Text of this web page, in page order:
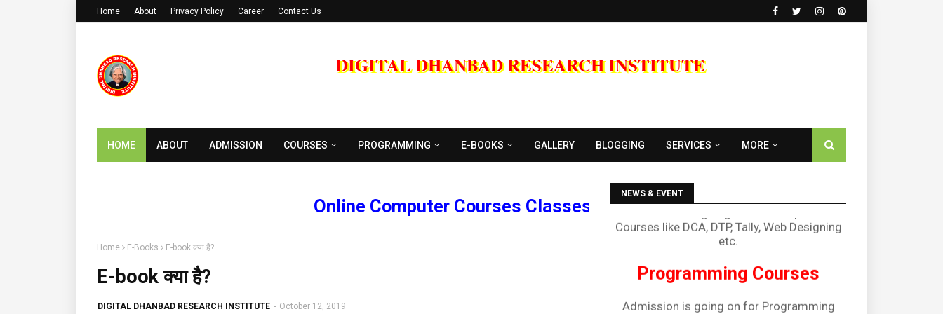
Home About Privacy Policy Career Contact Us
DIGITAL DHANBAD RESEARCH INSTITUTE
HOME ABOUT ADMISSION COURSES PROGRAMMING E-BOOKS GALLERY BLOGGING SERVICES MORE
Online Computer Courses Classes and Training Program
Home E-Books E-book क्या है?
E-book क्या है?
DIGITAL DHANBAD RESEARCH INSTITUTE - October 12, 2019
NEWS & EVENT
Diploma Courses
Courses like DCA, DTP, Tally, Web Designing
etc.
Programming Courses
Admission is going on for Programming
Languages like C, C++, Java, .Net, PHP,
Python etc.